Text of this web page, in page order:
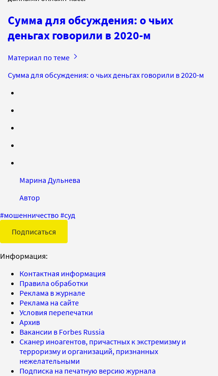
Сумма для обсуждения: о чьих
деньгах говорили в 2020-м
Материал по теме
Сумма для обсуждения: о чьих деньгах говорили в 2020-м
Марина Дульнева
Автор
#мошенничество #суд
Подписаться
Информация:
Контактная информация
Правила обработки
Реклама в журнале
Реклама на сайте
Условия перепечатки
Архив
Вакансии в Forbes Russia
Сканер иноагентов, причастных к экстремизму и
терроризму и организаций, признанных
нежелательными
Подписка на печатную версию журнала